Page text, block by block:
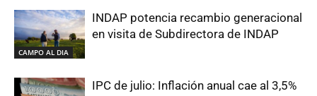
CAMPO AL DIA
INDAP potencia recambio generacional
en visita de Subdirectora de INDAP
IPC de julio: Inflación anual cae al 3,5%